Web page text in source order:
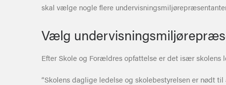
skal vælge nogle flere
Vælg
Efter Skole og Forældres opfattelse er det især skolens
“Skolens daglige ledelse og skolebestyrelsen er nødt